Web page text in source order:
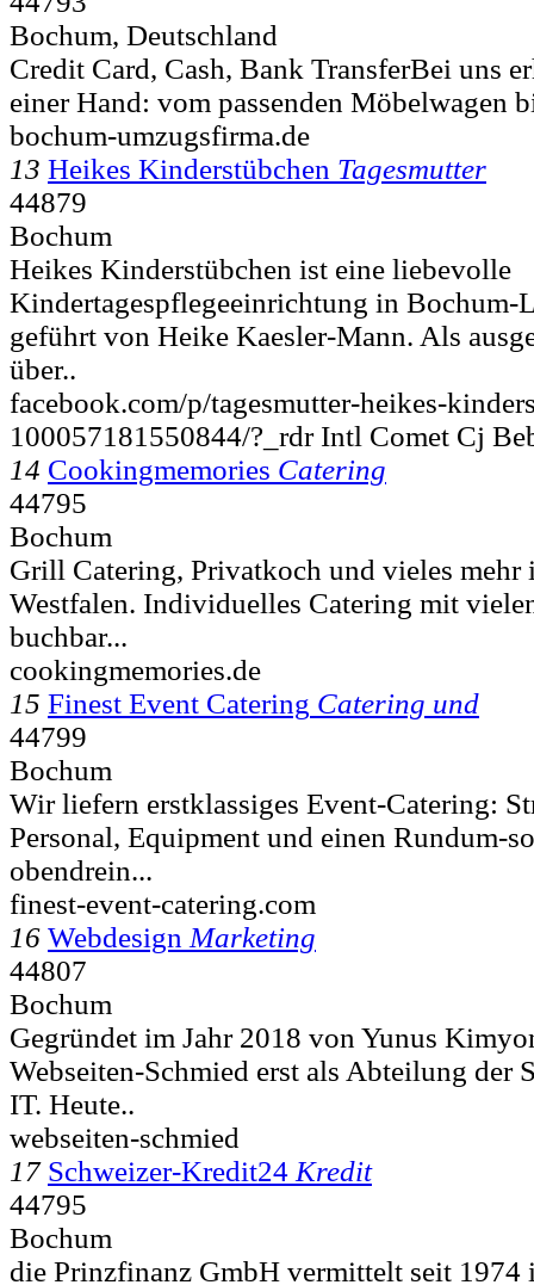
Bochum, Deutschland
Credit Card, Cash, Bank TransferBei uns
einer Hand: vom passenden Möbelwagen
bochum-umzugsfirma.de
13 Heikes Kinderstübchen Tagesmutter
44879
Bochum
Heikes Kinderstübchen ist eine liebevolle
Kindertagespflegeeinrichtung in Bochum-
geführt von Heike Kaesler-Mann. Als
über..
facebook.com/p/tagesmutter-heikes-
100057181550844/?_rdr Intl Comet Cj
14 Cookingmemories Catering
44795
Bochum
Grill Catering, Privatkoch und vieles mehr
Westfalen. Individuelles Catering mit
buchbar...
cookingmemories.de
15 Finest Event Catering Catering und
44799
Bochum
Wir liefern erstklassiges Event-Catering⁩⁦:
Personal, Equipment und einen Rundum-
obendrein...
finest-event-catering.com
16 Webdesign Marketing
44807
Bochum
Gegründet im Jahr 2018 von Yunus
Webseiten-Schmied erst als Abteilung der
IT. Heute..
webseiten-schmied
17 Schweizer-Kredit24 Kredit
44795
Bochum
die Prinzfinanz GmbH vermittelt seit 1974